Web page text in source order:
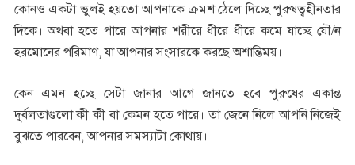
কোনও একটা ভুলই হয়তো আপনাকে ক্রমশ ঠেলে দিচ্ছে পুরুষত্বহীনতার
দিকে। অথবা হতে পারে আপনার শরীরে ধীরে ধীরে কমে যাচ্ছে যৌ/ন
হরমোনের পরিমাণ, যা আপনার সংসারকে করছে অশান্তিময়।
কেন এমন হচ্ছে সেটা জানার আগে জানতে হবে পুরুষের একান্ত
দুর্বলতাগুলো কী কী বা কেমন হতে পারে। তা জেনে নিলে আপনি নিজেই
বুঝতে পারবেন, আপনার সমস্যাটা কোথায়।